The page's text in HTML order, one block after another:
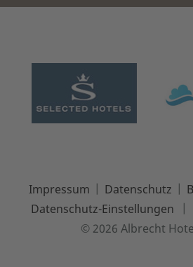
Impressum | Datenschutz |
Datenschutz-Einstellungen
|
© 2026 Albrecht